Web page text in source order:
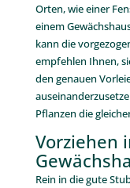
Orten, wie einer
einem
kann die
empfehlen Ihnen,
den genauen
Pflanzen die
Vorziehen
Rein in die gute